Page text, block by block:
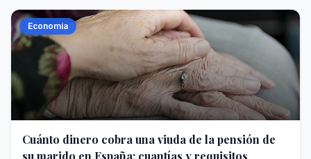
Economía
Cuánto dinero cobra una viuda de la pensión de
su marido en España: cuantías y requisitos